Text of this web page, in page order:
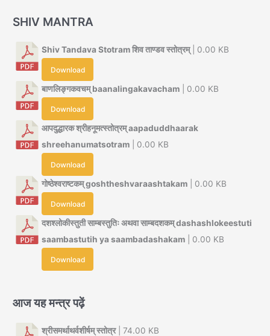
SHIV MANTRA
Shiv Tandava Stotram शिव ताण्डव स्तोत्रम्| 0.00 KB
Download
बाणलिङ्गकवचम् baanalingakavacham | 0.00 KB
Download
आपदुद्धारक श्रीहनूमत्स्तोत्रम् aapaduddhaarak
shreehanumatsotram | 0.00 KB
Download
गोष्ठेश्वराष्टकम् goshtheshvaraashtakam | 0.00 KB
Download
दशश्लोकीस्तुती साम्बस्तुतिः अथवा साम्बदशकम् dashashlokeestuti
saambastutih ya saambadashakam | 0.00 KB
Download
आज यह मन्त्र पढ़ें
श्रीसमर्थाथर्वशीर्षम् स्तोत्र| 74.00 KB